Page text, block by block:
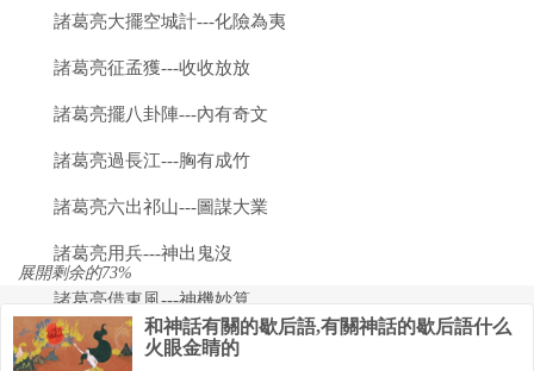
諸葛亮大擺空城計---化險為夷
諸葛亮征孟獲---收收放放
諸葛亮擺八卦陣---內有奇文
諸葛亮過長江---胸有成竹
諸葛亮六出祁山---圖謀大業
諸葛亮用兵---神出鬼沒
諸葛亮借東風---神機妙算
諸葛亮當軍師---名副其實
展開剩余的73%
和神話有關的歇后語,有關神話的歇后語什么
火眼金睛的